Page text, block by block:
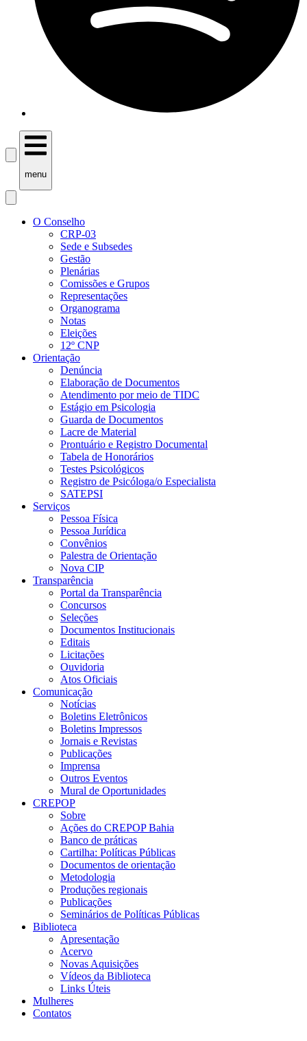
menu
O Conselho
CRP-03
Sede e Subsedes
Gestão
Plenárias
Comissões e Grupos
Representações
Organograma
Notas
Eleições
12º CNP
Orientação
Denúncia
Elaboração de Documentos
Atendimento por meio de TIDC
Estágio em Psicologia
Guarda de Documentos
Lacre de Material
Prontuário e Registro Documental
Tabela de Honorários
Testes Psicológicos
Registro de Psicóloga/o Especialista
SATEPSI
Serviços
Pessoa Física
Pessoa Jurídica
Convênios
Palestra de Orientação
Nova CIP
Transparência
Portal da Transparência
Concursos
Seleções
Documentos Institucionais
Editais
Licitações
Ouvidoria
Atos Oficiais
Comunicação
Notícias
Boletins Eletrônicos
Boletins Impressos
Jornais e Revistas
Publicações
Imprensa
Outros Eventos
Mural de Oportunidades
CREPOP
Sobre
Ações do CREPOP Bahia
Banco de práticas
Cartilha: Políticas Públicas
Documentos de orientação
Metodologia
Produções regionais
Publicações
Seminários de Políticas Públicas
Biblioteca
Apresentação
Acervo
Novas Aquisições
Vídeos da Biblioteca
Links Úteis
Mulheres
Contatos